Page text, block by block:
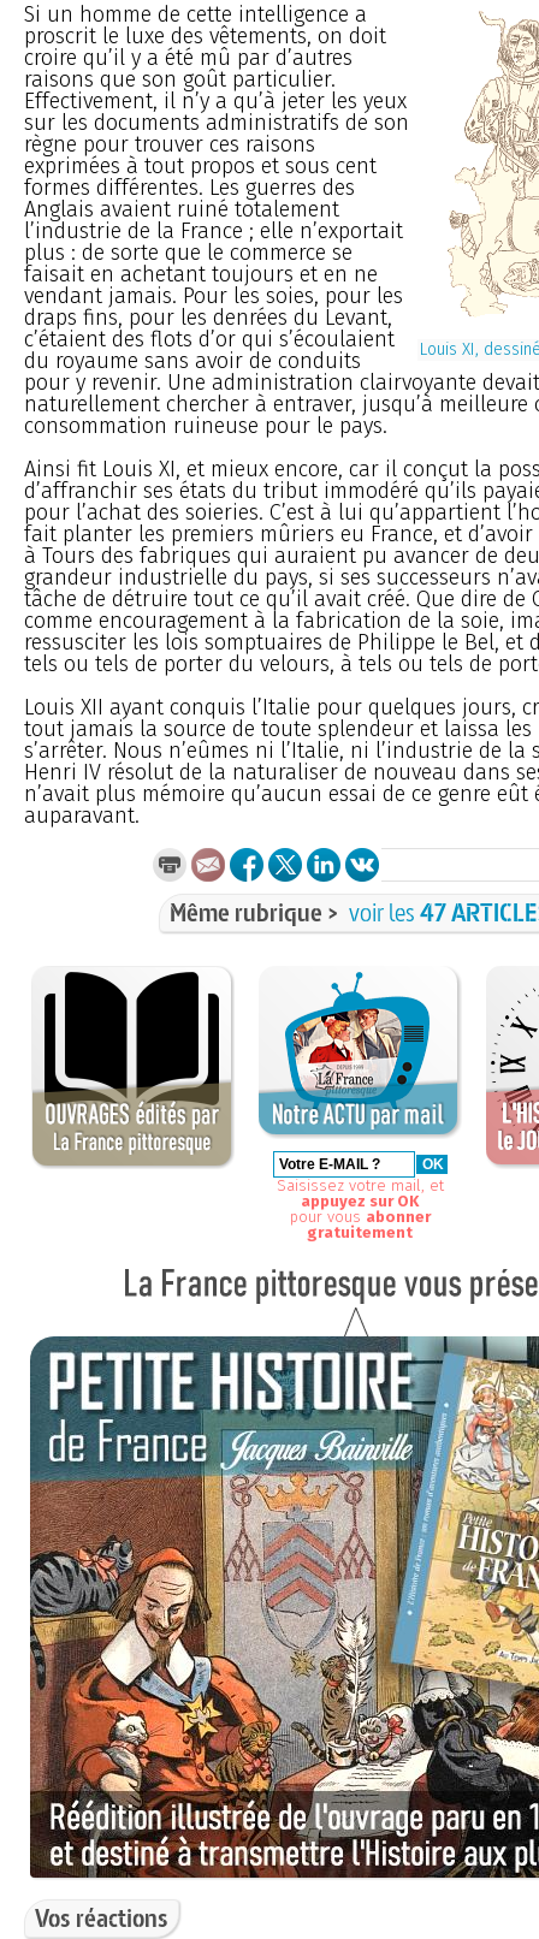
Louis XI,
Si un homme de cette intelligence a
proscrit le luxe des vêtements, on doit
croire qu’il y a été mû par d’autres
raisons que son goût particulier.
Effectivement, il n’y a qu’à jeter les yeux
sur les documents administratifs de son
règne pour trouver ces raisons
exprimées à tout propos et sous cent
formes différentes. Les guerres des
Anglais avaient ruiné totalement
l’industrie de la France ; elle n’exportait
plus : de sorte que le commerce se
faisait en achetant toujours et en ne
vendant jamais. Pour les soies, pour les
draps fins, pour les denrées du Levant,
c’étaient des flots d’or qui s’écoulaient
du royaume sans avoir de conduits
pour y revenir. Une administration clairvoyante
naturellement chercher à entraver, jusqu’à meilleure
consommation ruineuse pour le pays.
Ainsi fit Louis XI, et mieux encore, car il conçut la
d’affranchir ses états du tribut immodéré qu’ils
pour l’achat des soieries. C’est à lui qu’appartient
fait planter les premiers mûriers eu France, et
à Tours des fabriques qui auraient pu avancer de
grandeur industrielle du pays, si ses successeurs
tâche de détruire tout ce qu’il avait créé. Que dire de
comme encouragement à la fabrication de la soie,
ressusciter les lois somptuaires de Philippe le Bel, et
tels ou tels de porter du velours, à tels ou tels de
Louis XII ayant conquis l’Italie pour quelques jours,
tout jamais la source de toute splendeur et laissa
s’arrêter. Nous n’eûmes ni l’Italie, ni l’industrie de la
Henri IV résolut de la naturaliser de nouveau dans
n’avait plus mémoire qu’aucun essai de ce genre eût
auparavant.
Même rubrique > voir les47
Saisissez votre mail, et
appuyez sur OK
pour vous abonner
gratuitement
Vos réactions